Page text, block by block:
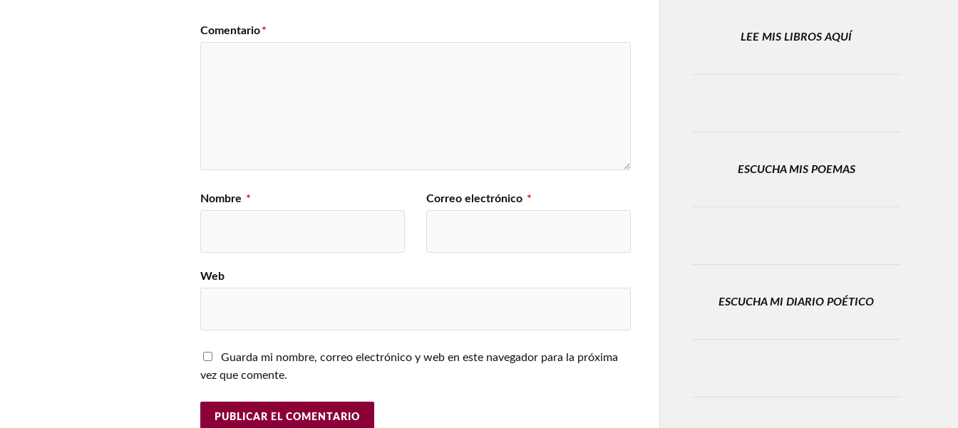
Comentario *
Nombre * Correo electrónico *
Web
Guarda mi nombre, correo electrónico y web en este navegador para la próxima
vez que comente.
LEE MIS LIBROS AQUÍ
ESCUCHA MIS POEMAS
ESCUCHA MI DIARIO POÉTICO